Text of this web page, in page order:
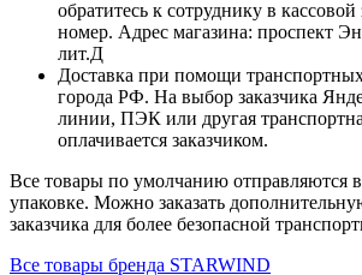
обратитесь к сотруднику в кассовой
номер. Адрес магазина: проспект
лит.Д
Доставка при помощи
города РФ. На выбор заказчика
линии, ПЭК или другая
оплачивается заказчиком.
Все товары по умолчанию отправляются в
упаковке. Можно заказать
заказчика для более безопасной
Все товары бренда STARWIND